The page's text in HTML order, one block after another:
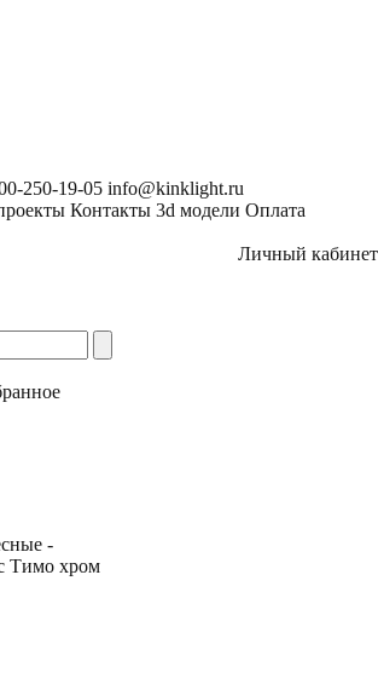
250-19-05 info@kinklight.ru
Контакты 3d модели Оплата
Личный кабинет
-
Тимо хром